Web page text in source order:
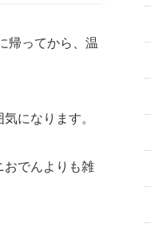
帰ってから、温
になります。
おでんよりも雑